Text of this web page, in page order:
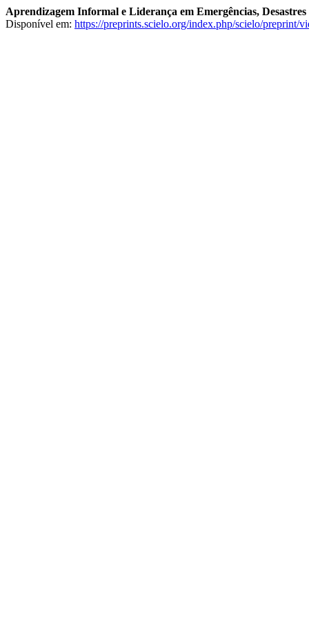
Aprendizagem Informal e Liderança em Emergências, Desastres
Disponível em: https://preprints.scielo.org/index.php/scielo/preprint/